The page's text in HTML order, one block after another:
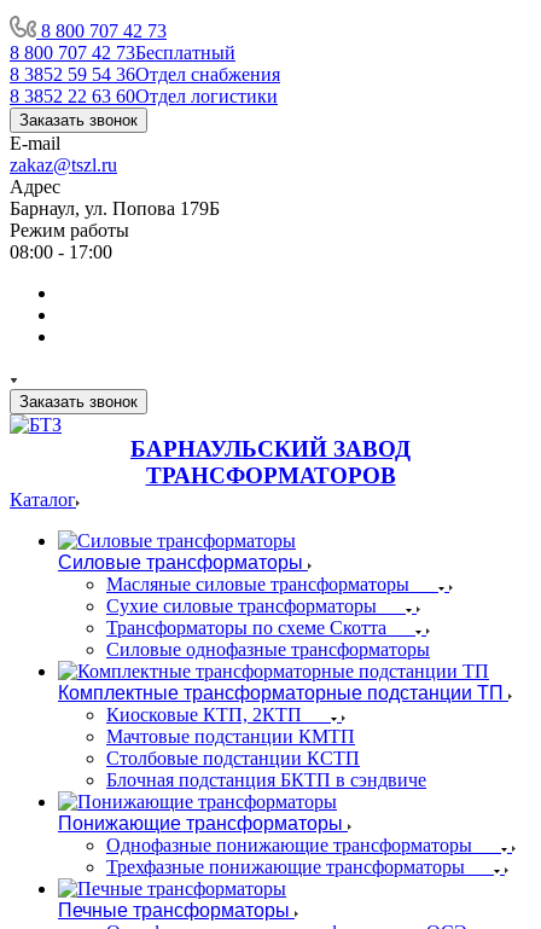
8 800 707 42 73
8 800 707 42 73Бесплатный
8 3852 59 54 36Отдел снабжения
8 3852 22 63 60Отдел логистики
Заказать звонок
E-mail
zakaz@tszl.ru
Адрес
Барнаул, ул. Попова 179Б
Режим работы
08:00 - 17:00
Заказать звонок
БАРНАУЛЬСКИЙ ЗАВОД
ТРАНСФОРМАТОРОВ
Каталог
Силовые трансформаторы
Масляные силовые трансформаторы
Сухие силовые трансформаторы
Трансформаторы по схеме Скотта
Силовые однофазные трансформаторы
Комплектные трансформаторные подстанции ТП
Киосковые КТП, 2КТП
Мачтовые подстанции КМТП
Столбовые подстанции КСТП
Блочная подстанция БКТП в сэндвиче
Понижающие трансформаторы
Однофазные понижающие трансформаторы
Трехфазные понижающие трансформаторы
Печные трансформаторы